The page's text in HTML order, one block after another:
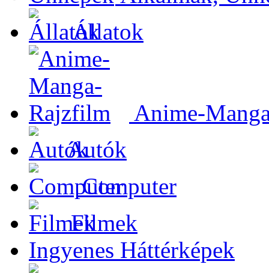
Állatok
Anime-
Autók
Computer
Filmek
Ingyenes Háttérképek